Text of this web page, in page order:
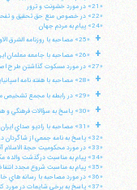
«21» در مورد خشونت و ترور
«22» در خصوص منع حق تحقيق و تفحص مجلس نسبت به نهادهاي مربوط به مقامرهبري
«24» پيام به مردم جهان
+ «25» مصاحبه با روزنامه الشرق الاوسط
+
«26» مصاحبه با جامعه معلمان ايران
«27» در مورد مسكوت گذاشتن طرح اصلاح قانون مطبوعات
+ «28» مصاحبه با هفته نامه اسپانيايي تيمپو
+ «29» در رابطه با مجمع تشخيص مصلحت نظام
+ «30» پاسخ به سؤالات فرهنگي و هنري جامعه هنري و سينمايي ايران
+
«31» مصاحبه با راديو صداي ايران
«32» پاسخ به نامه جمعي از شاگردان در مورد شروع درس فقه
«33» در مورد محكوميت حجة الاسلام آقاي يوسفي اشكوري
«34» پيام به مناسبت درگذشت والده مكرمه حجة الاسلام والمسلمين آقايعبدالله نوري
«35» پيام به مناسبت شروع مجدد انتفاضه فلسطين
«36» در مورد مصاحبه با رسانه هاي خارجي
«37» پاسخ به برخي شايعات در مورد كتاب "خاطرات"